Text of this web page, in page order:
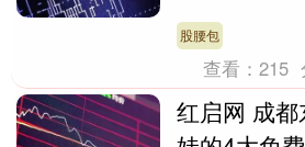
\"水立方\"的....
股腰包
查看：215
红启网 成